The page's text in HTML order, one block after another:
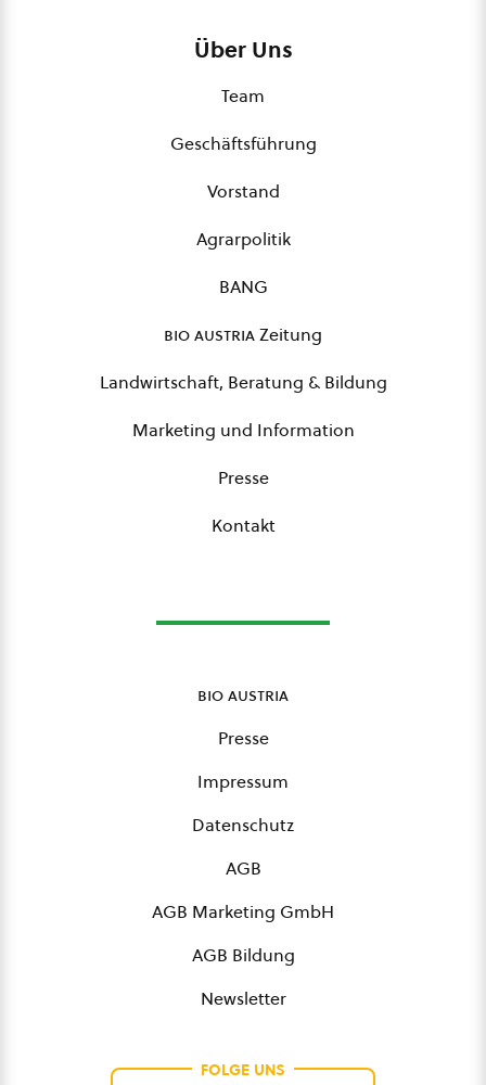
Über Uns
Team
Geschäftsführung
Vorstand
Agrarpolitik
BANG
bio austriaZeitung
Landwirtschaft, Beratung & Bildung
Marketing und Information
Presse
Kontakt
bio austria
Presse
Impressum
Datenschutz
AGB
AGB Marketing GmbH
AGB Bildung
Newsletter
FOLGE UNS